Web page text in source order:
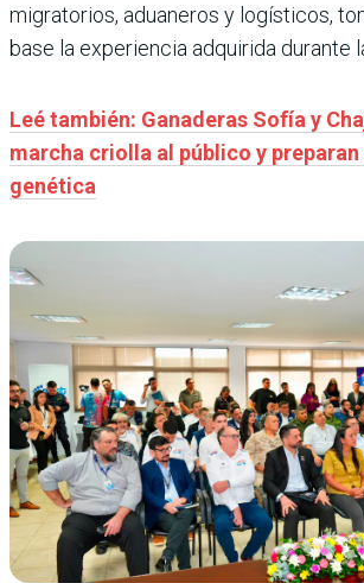
migratorios, aduaneros y logísticos,
base la experiencia adquirida durante
Leé también: Ganaderas Sofía y
marcha criolla al público y
genética